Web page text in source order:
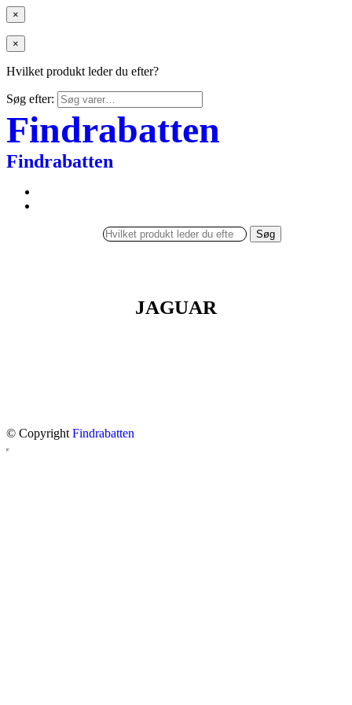
×
×
Hvilket produkt leder du efter?
Søg efter:
Findrabatten
Findrabatten
Søg
JAGUAR
© Copyright Findrabatten